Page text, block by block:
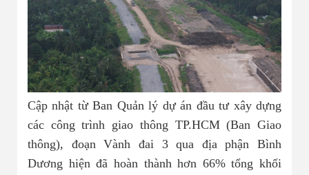
Cập nhật từ Ban Quản lý dự án đầu tư xây dựng
các công trình giao thông TP.HCM (Ban Giao
thông), đoạn Vành đai 3 qua địa phận Bình
Dương hiện đã hoàn thành hơn 66% tổng khối